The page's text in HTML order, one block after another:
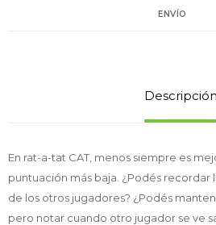
ENVÍO
Descripción
En rat-a-tat CAT, menos siempre es
puntuación más baja. ¿Podés recordar
de los otros jugadores? ¿Podés
pero notar cuando otro jugador se ve